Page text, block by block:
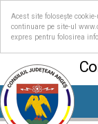
Acest site folosește
continuare pe site-ul
expres pentru folosirea